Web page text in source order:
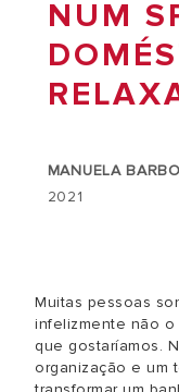
NUM
MANUELA
2021
Muitas pessoas
infelizmente não o
que gostaríamos.
organização e um